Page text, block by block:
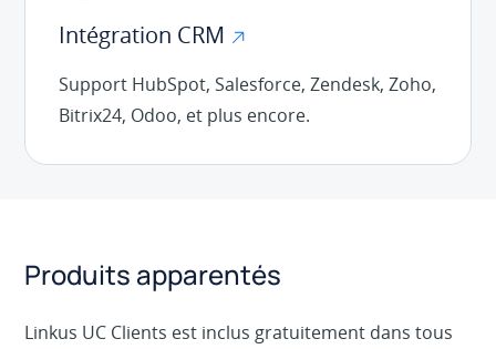
Intégration CRM
Support HubSpot, Salesforce, Zendesk, Zoho,
Bitrix24, Odoo, et plus encore.
Produits apparentés
Linkus UC Clients est inclus gratuitement dans tous